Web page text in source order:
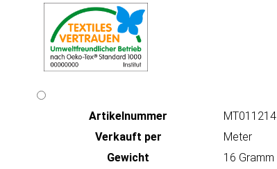
Artikeln‌ummer
MT011214
Verkauft per
Meter
Gewicht
16 Gramm